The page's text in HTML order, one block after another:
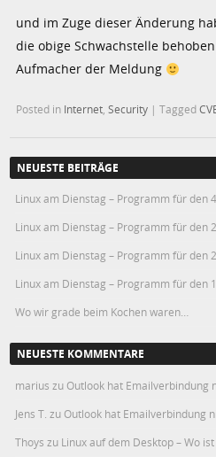
und im Zuge dieser Änderung
die obige Schwachstelle
Aufmacher der Meldung
Posted in Internet ,Security |Tagged
NEUESTE BEITRÄGE
Linux am Dienstag – Programm für den
Linux am Dienstag – Programm für den
Linux am Dienstag – Programm für den
Linux am Dienstag – Programm für den
Wo wir grade beim Kochen waren…
NEUESTE KOMMENTARE
marius zu Outlook hat Emailverbindung
Jens T. zu Outlook hat Emailverbindung
Thoys zu Linux auf dem Desktop – Wo ist